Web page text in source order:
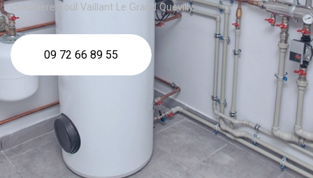
chaudière fioul Vaillant Le Grand Quevilly
09 72 66 89 55